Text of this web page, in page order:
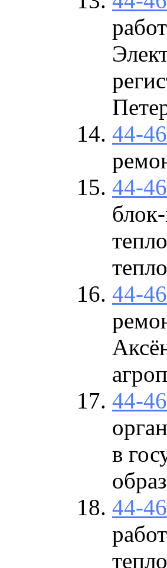
44-
44-
44-
44-
в
44-